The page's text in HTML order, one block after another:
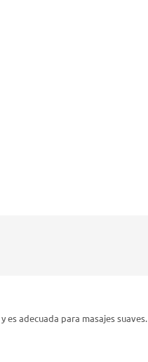
adecuada para masajes suaves.